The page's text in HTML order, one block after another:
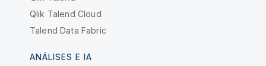
Qlik Talend Cloud
Talend Data Fabric
ANÁLISES E IA